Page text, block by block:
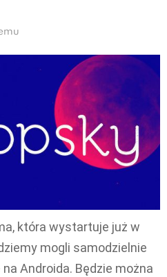
która wystartuje już w
mogli samodzielnie
Androida. Będzie można